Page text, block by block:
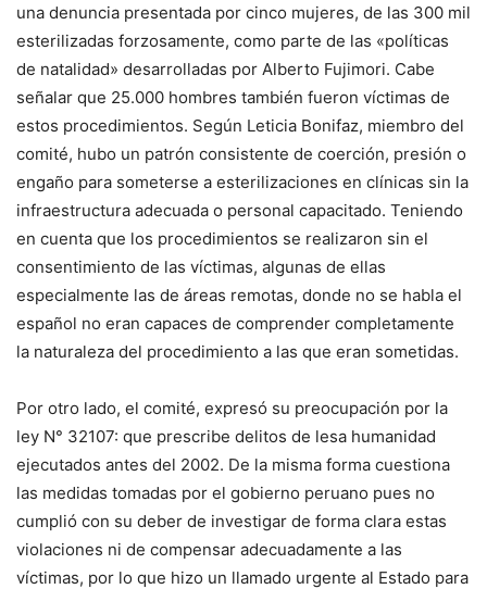
una denuncia presentada por cinco mujeres, de las 300 mil
esterilizadas forzosamente, como parte de las «políticas
de natalidad» desarrolladas por Alberto Fujimori. Cabe
señalar que 25.000 hombres también fueron víctimas de
estos procedimientos. Según Leticia Bonifaz, miembro del
comité, hubo un patrón consistente de coerción, presión o
engaño para someterse a esterilizaciones en clínicas sin la
infraestructura adecuada o personal capacitado. Teniendo
en cuenta que los procedimientos se realizaron sin el
consentimiento de las víctimas, algunas de ellas
especialmente las de áreas remotas, donde no se habla el
español no eran capaces de comprender completamente
la naturaleza del procedimiento a las que eran sometidas.
Por otro lado, el comité, expresó su preocupación por la
ley N° 32107: que prescribe delitos de lesa humanidad
ejecutados antes del 2002. De la misma forma cuestiona
las medidas tomadas por el gobierno peruano pues no
cumplió con su deber de investigar de forma clara estas
violaciones ni de compensar adecuadamente a las
víctimas, por lo que hizo un llamado urgente al Estado para